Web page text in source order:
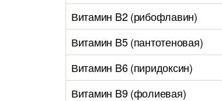
Витамин B2 (рибофлавин)
Витамин B5 (пантотеновая)
Витамин B6 (пиридоксин)
Витамин B9 (фолиевая)